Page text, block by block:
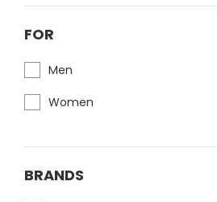
FOR
Men
Women
BRANDS